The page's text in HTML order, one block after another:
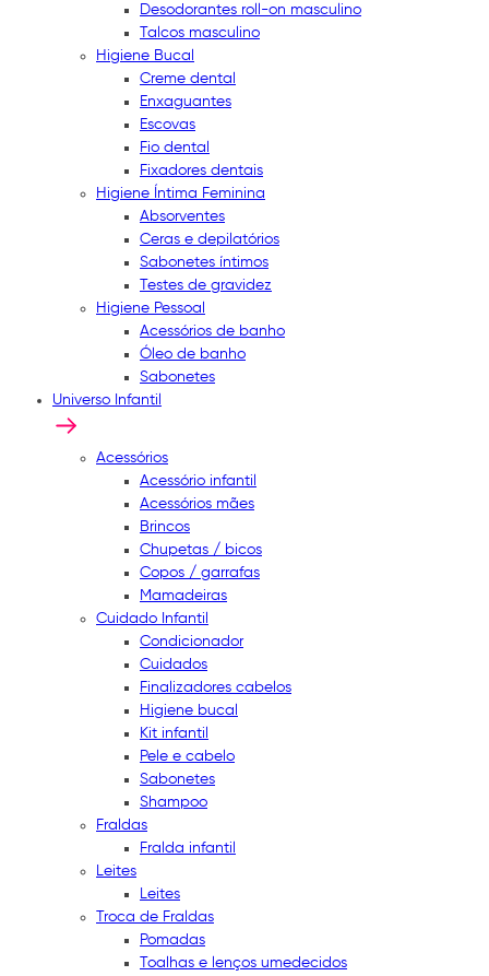
Desodorantes roll-on masculino
Talcos masculino
Higiene Bucal
Creme dental
Enxaguantes
Escovas
Fio dental
Fixadores dentais
Higiene Íntima Feminina
Absorventes
Ceras e depilatórios
Sabonetes íntimos
Testes de gravidez
Higiene Pessoal
Acessórios de banho
Óleo de banho
Sabonetes
Universo Infantil
Acessórios
Acessório infantil
Acessórios mães
Brincos
Chupetas / bicos
Copos / garrafas
Mamadeiras
Cuidado Infantil
Condicionador
Cuidados
Finalizadores cabelos
Higiene bucal
Kit infantil
Pele e cabelo
Sabonetes
Shampoo
Fraldas
Fralda infantil
Leites
Leites
Troca de Fraldas
Pomadas
Toalhas e lenços umedecidos